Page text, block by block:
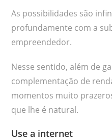
As possibilidades são
profundamente com a
empreendedor.
Nesse sentido, além de
complementação de
momentos muito
que lhe é natural.
Use a internet